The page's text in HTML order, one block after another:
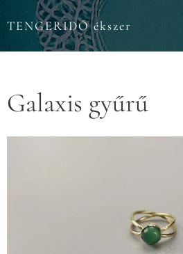
TENGERIDŐ ékszer
Galaxis gyűrű